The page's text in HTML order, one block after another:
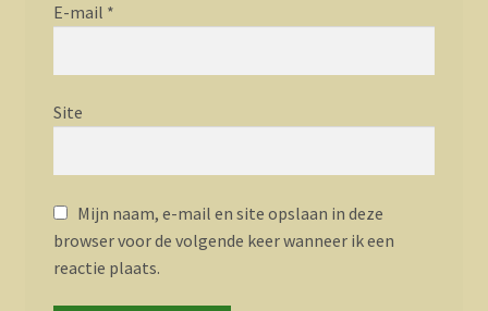
E-mail *
Site
Mijn naam, e-mail en site opslaan in deze
browser voor de volgende keer wanneer ik een
reactie plaats.